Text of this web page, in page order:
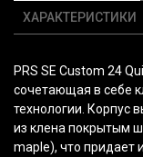
ХАРАКТЕРИСТИКИ
PRS SE Custom 24
сочетающая в себе
технологии. Корпус
из клена покрытым
maple), что придает